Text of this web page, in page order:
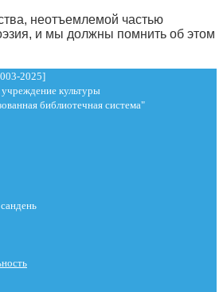
неотъемлемой частью
и мы должны помнить об этом
2025]
культуры
библиотечная система"